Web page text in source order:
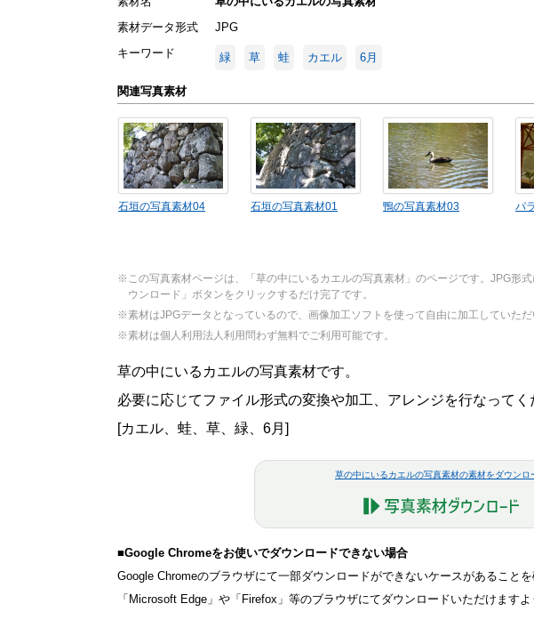
素材データ形式
JPG
キーワード
緑 草 蛙 カエル 6月
関連写真素材
石垣の写真素材04 石垣の写真素材01 鴨の写真素材03 パ
※この写真素材ページは、「草の中にいるカエルの写真素材」のページです。JPG形
ウンロード」ボタンをクリックするだけ完了です。
※素材はJPGデータとなっているので、画像加工ソフトを使って自由に加工していただ
※素材は個人利用法人利用問わず無料でご利用可能です。
草の中にいるカエルの写真素材です。
必要に応じてファイル形式の変換や加工、アレンジを行なってく
[カエル、蛙、草、緑、6月]
草の中にいるカエルの写真素材の素材をダウンロ
■Google Chromeをお使いでダウンロードできない場合
Google Chromeのブラウザにて一部ダウンロードができないケースがあることを
「Microsoft Edge」や「Firefox」等のブラウザにてダウンロードいただけますよ